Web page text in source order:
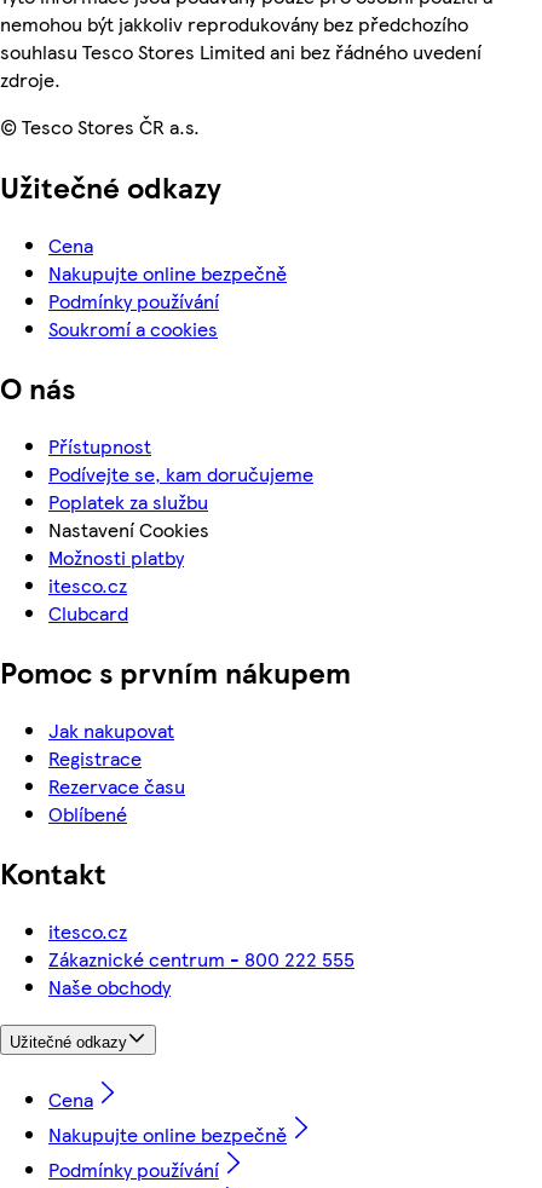
nemohou být jakkoliv reprodukovány bez předchozího
souhlasu Tesco Stores Limited ani bez řádného uvedení
zdroje.
© Tesco Stores ČR a.s.
Užitečné odkazy
Cena
Nakupujte online bezpečně
Podmínky používání
Soukromí a cookies
O nás
Přístupnost
Podívejte se, kam doručujeme
Poplatek za službu
Nastavení Cookies
Možnosti platby
itesco.cz
Clubcard
Pomoc s prvním nákupem
Jak nakupovat
Registrace
Rezervace času
Oblíbené
Kontakt
itesco.cz
Zákaznické centrum - 800 222 555
Naše obchody
Užitečné odkazy
Cena
Nakupujte online bezpečně
Podmínky používání